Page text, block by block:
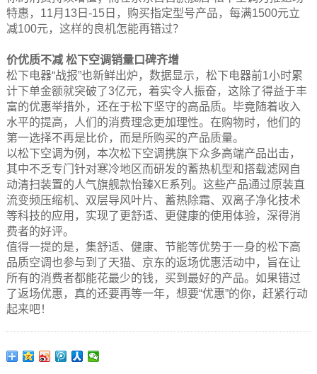
特惠，11月13日-15日，购买指定型号产品，每满1500元立
减100元，这样的良机怎能再错过？
价优质不减 松下空调销量口碑齐增
松下电器“战报”也新鲜出炉，数据显示，松下电器前1小时累
计下单金额就突破了3亿元，着实令人振奋，这除了得益于丰
富的优惠举措外，还在于松下坚守的高品质。毕竟随着收入
水平的提高，人们的消费理念更加理性。在购物时，他们的
第一选择不再是比价，而是所购买的产品质量。
以松下空调为例，本次松下空调携旗下众多高端产品出击，
其中不乏专门针对寒冷地区而研发的蓄热机型和搭载滤网自
动清扫装置的人气旗舰款怡臻XE系列。这些产品通过原装直
流变频压缩机、双层导风叶片、蓄热除霜、双离子净化技术
等科技的应用，实现了更舒适、更健康的使用体验，深得消
费者的好评。
值得一提的是，集舒适、健康、节能等优势于一身的松下高
品质空调也参与到了天猫、京东的返场优惠活动中，旨在让
所有的消费者都能花最少的钱，买到最好的产品。如果错过
了返场优惠，真的还要再等一年，想要“优惠”的你，赶紧行动
起来吧！